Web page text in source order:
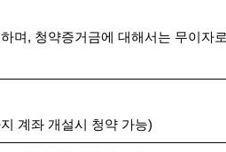
며 , 청약증거금에 대해서는 무이자
계좌 개설시 청약 가능)